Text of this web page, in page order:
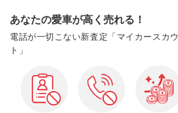
あなたの愛車が高く売れる！
電話が一切こない新査定「マイカースカウ
ト」